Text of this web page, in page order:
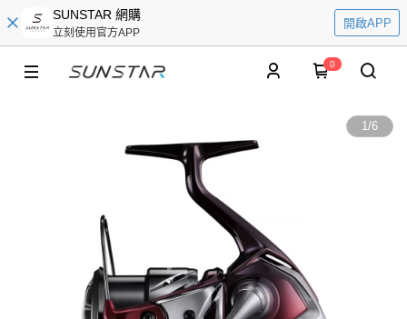
SUNSTAR 網購
立刻使用官方APP
開啟APP
0
1/6